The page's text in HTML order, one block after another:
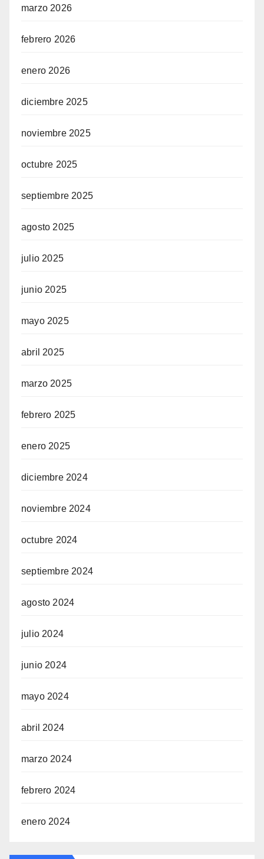
marzo 2026
febrero 2026
enero 2026
diciembre 2025
noviembre 2025
octubre 2025
septiembre 2025
agosto 2025
julio 2025
junio 2025
mayo 2025
abril 2025
marzo 2025
febrero 2025
enero 2025
diciembre 2024
noviembre 2024
octubre 2024
septiembre 2024
agosto 2024
julio 2024
junio 2024
mayo 2024
abril 2024
marzo 2024
febrero 2024
enero 2024